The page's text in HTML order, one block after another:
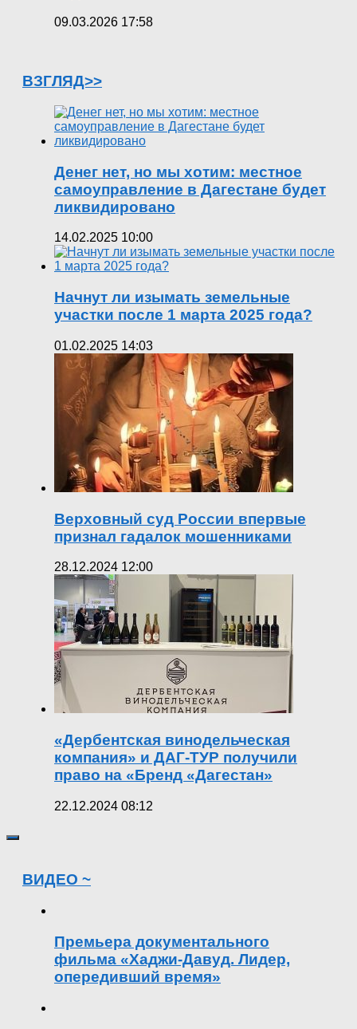
09.03.2026 17:58
ВЗГЛЯД>>
Денег нет, но мы хотим: местное
самоуправление в Дагестане будет
ликвидировано
14.02.2025 10:00
Начнут ли изымать земельные
участки после 1 марта 2025 года?
01.02.2025 14:03
Верховный суд России впервые
признал гадалок мошенниками
28.12.2024 12:00
«Дербентская винодельческая
компания» и ДАГ-ТУР получили
право на «Бренд «Дагестан»
22.12.2024 08:12
ВИДЕО ~
Премьера документального
фильма «Хаджи-Давуд. Лидер,
опередивший время»